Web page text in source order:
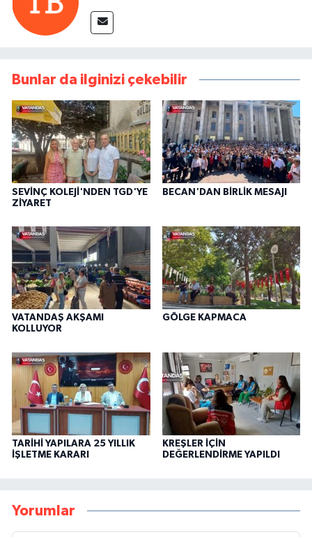
Bunlar da ilginizi çekebilir
SEVİNÇ KOLEJİ'NDEN TGD'YE
ZİYARET
BECAN'DAN BİRLİK MESAJI
VATANDAŞ AKŞAMI
KOLLUYOR
GÖLGE KAPMACA
TARİHİ YAPILARA 25 YILLIK
İŞLETME KARARI
KREŞLER İÇİN
DEĞERLENDİRME YAPILDI
Yorumlar